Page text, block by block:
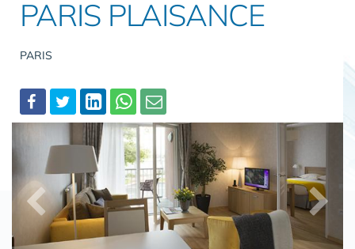
PARIS PLAISANCE
PARIS
Partager